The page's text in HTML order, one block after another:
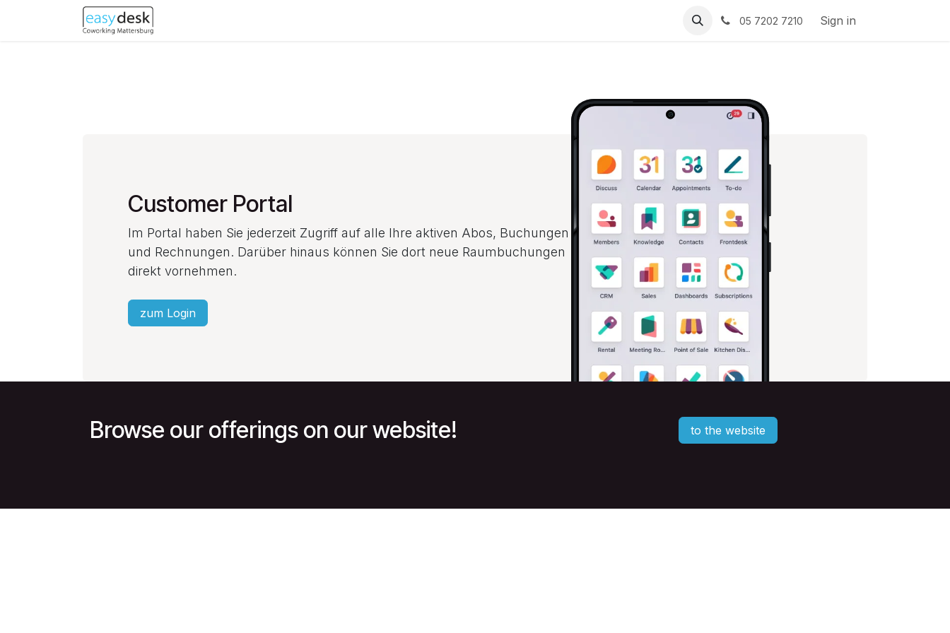
05 7202 7210 Sign in
Customer Portal
Im Portal haben Sie jederzeit Zugriff auf alle Ihre aktiven Abos, Buchungen
und Rechnungen. Darüber hinaus können Sie dort neue Raumbuchungen
direkt vornehmen.
zum Login
Browse our offerings on our website! to the website